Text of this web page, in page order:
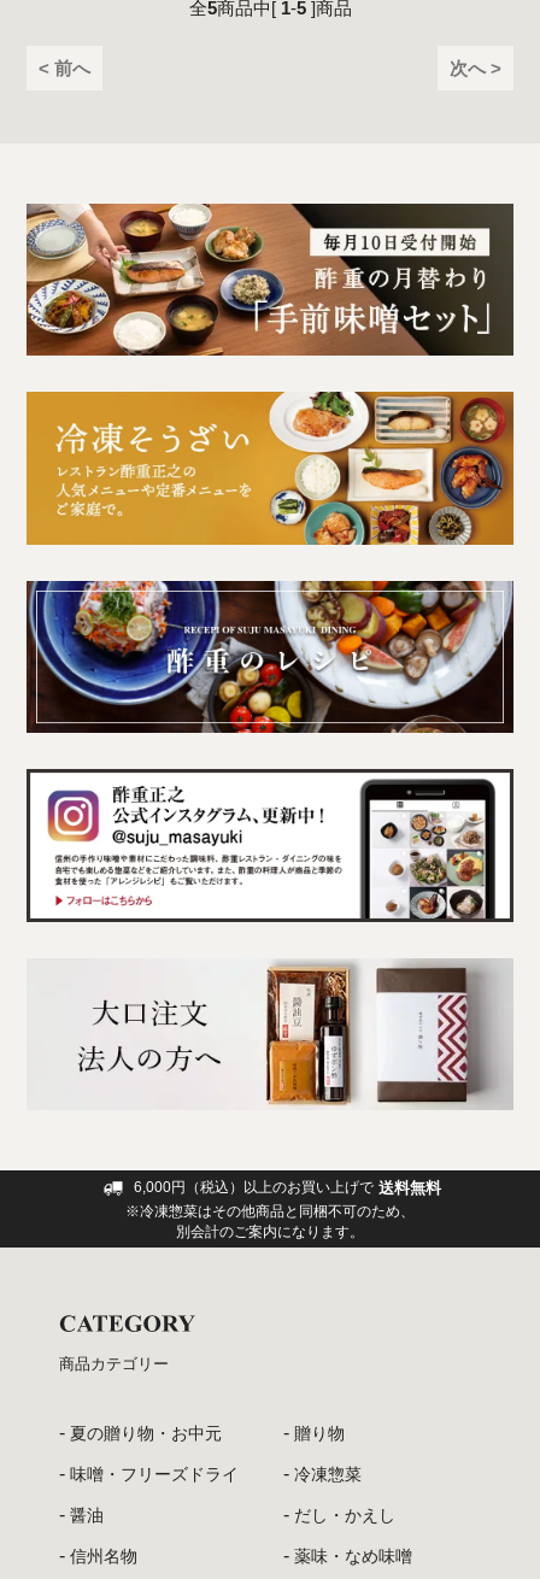
< 前へ 次へ >
全5商品中[ 1-5]商品
6,000円（税込）以上のお買い上げで 送料無料
※冷凍惣菜はその他商品と同梱不可のため、
別会計のご案内になります。
商品カテゴリー
夏の贈り物・お中元 贈り物
味噌・フリーズドライ 冷凍惣菜
醤油 だし・かえし
信州名物 薬味・なめ味噌